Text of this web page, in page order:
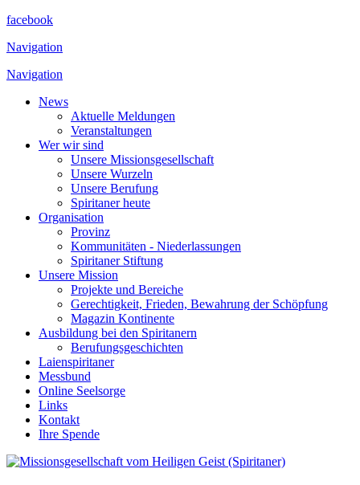
facebook
Navigation
Navigation
News
Aktuelle Meldungen
Veranstaltungen
Wer wir sind
Unsere Missionsgesellschaft
Unsere Wurzeln
Unsere Berufung
Spiritaner heute
Organisation
Provinz
Kommunitäten - Niederlassungen
Spiritaner Stiftung
Unsere Mission
Projekte und Bereiche
Gerechtigkeit, Frieden, Bewahrung der Schöpfung
Magazin Kontinente
Ausbildung bei den Spiritanern
Berufungsgeschichten
Laienspiritaner
Messbund
Online Seelsorge
Links
Kontakt
Ihre Spende